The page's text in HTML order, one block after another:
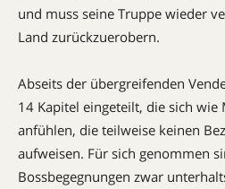
und muss seine Truppe wieder
Land zurückzuerobern.
Abseits der übergreifenden
14 Kapitel eingeteilt, die sich wie
anfühlen, die teilweise keinen
aufweisen. Für sich genommen
Bossbegegnungen zwar